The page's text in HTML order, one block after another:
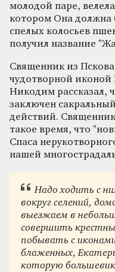
молодой паре,
котором Она должна
спелых колосьев
получил название
Священник из
чудотворной
Никодим рассказал,
заключен
действий. Священник
такое время, что
Спаса
нашей
Надо ходить с
вокруг селений,
выезжаем в
совершить
побывать с
блаженных,
которую